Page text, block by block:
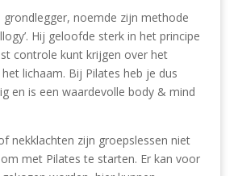
grondlegger, noemde zijn methode
Hij geloofde sterk in het principe
controle kunt krijgen over het
lichaam. Bij Pilates heb je dus
en is een waardevolle body & mind
nekklachten zijn groepslessen niet
met Pilates te starten. Er kan voor